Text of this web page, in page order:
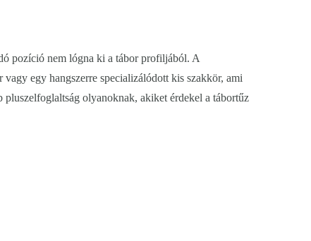
pozíció nem lógna ki a tábor profiljából. A
egy hangszerre specializálódott kis szakkör, ami
olyanoknak, akiket érdekel a tábortűz